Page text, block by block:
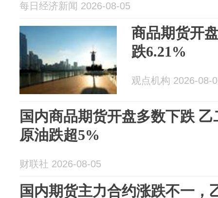
每日经济新闻 2026-08-05
商品期货开
跌6.21%
观点机构 2026-08-
国内商品期货开盘多数下跌
原油跌超5%
财联社 2026-08-05
国内期货主力合约涨跌不一，